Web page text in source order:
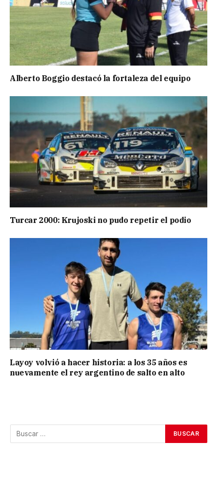
Alberto Boggio destacó la fortaleza del equipo
Turcar 2000: Krujoski no pudo repetir el podio
Layoy volvió a hacer historia: a los 35 años es
nuevamente el rey argentino de salto en alto